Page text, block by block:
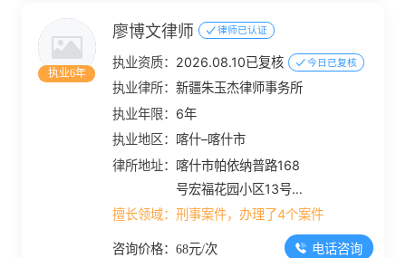
执业6年
廖博文律师 律师已认证
执业资质： 2026.08.10已复核 今日已复核
执业律所：新疆朱玉杰律师事务所
执业年限： 6年
执业地区： 喀什–喀什市
律所地址： 喀什市帕依纳普路168
号宏福花园小区13号楼
A区S301号、2号楼4层
擅长领域：刑事案件，办理了4个案件
咨询价格：68元/次 电话咨询